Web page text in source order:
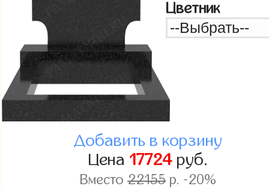
Цветник
Добавить в корзину
Цена 17724 руб.
Вместо22155р. -20%